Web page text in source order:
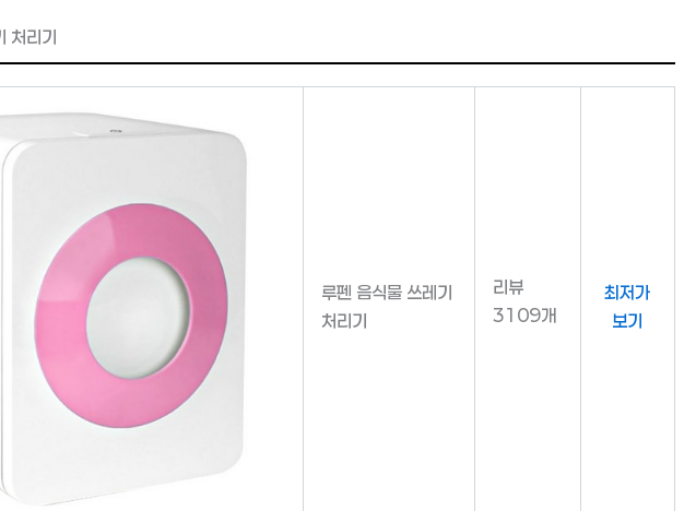
처리기
루펜 음식물 쓰레기
처리기
리뷰
3109개
최저가
보기